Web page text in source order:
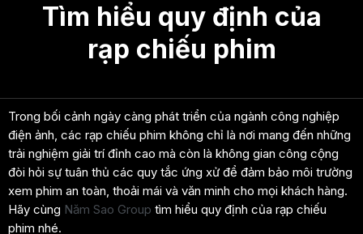
Tìm hiểu quy định của
rạp chiếu phim
Trong bối cảnh ngày càng phát triển của ngành công nghiệp
điện ảnh, các rạp chiếu phim không chỉ là nơi mang đến những
trải nghiệm giải trí đỉnh cao mà còn là không gian công cộng
đòi hỏi sự tuân thủ các quy tắc ứng xử để đảm bảo môi trường
xem phim an toàn, thoải mái và văn minh cho mọi khách hàng.
Hãy cùng Năm Sao Group tìm hiểu quy định của rạp chiếu
phim nhé.